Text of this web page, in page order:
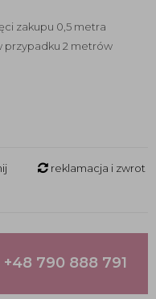
zakupu 0,5 metra
przypadku 2 metrów
reklamacja i zwrot
+48 790 888 791